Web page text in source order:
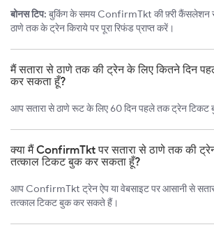
बोनस टिप: बुकिंग के समय ConfirmTkt की फ़्री कैंसलेशन
ठाणे तक के ट्रेन किराये पर पूरा रिफंड प्राप्त करें।
मैं सतारा से ठाणे तक की ट्रेन के लिए कितने दिन
कर सकता हूँ?
आप सतारा से ठाणे रूट के लिए 60 दिन पहले तक ट्रेन
क्या मैं ConfirmTkt पर सतारा से ठाणे तक की
तत्काल टिकट बुक कर सकता हूँ?
आप ConfirmTkt ट्रेन ऐप या वेबसाइट पर आसानी से
तत्काल टिकट बुक कर सकते हैं।